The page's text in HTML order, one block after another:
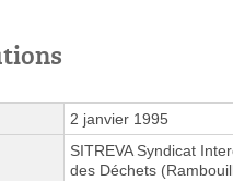
2 janvier 1995
SITREVA Syndicat
des Déchets